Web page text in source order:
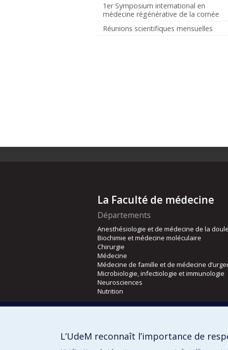
1er Symposium international en
médecine régénérative de la cornée
Réunions scientifiques mensuelles
La Faculté de médecine
Départements
Anesthésiologie et de médecine de la
Biochimie et médecine moléculaire
Chirurgie
Médecine
Médecine de famille et de médecine
Microbiologie, infectiologie et immunologie
Neurosciences
Nutrition
Orthophonie et audiologie
L’UdeM reconnaît l’importance de